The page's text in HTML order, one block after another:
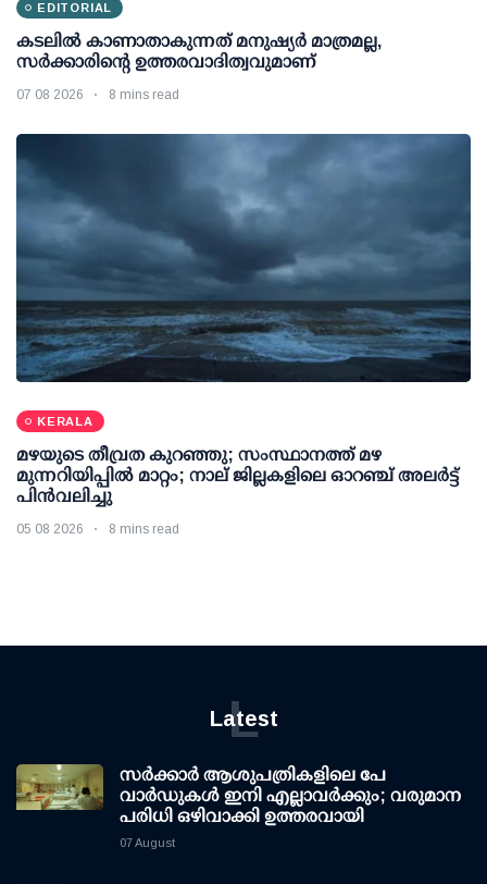
EDITORIAL
കടലിൽ കാണാതാകുന്നത് മനുഷ്യർ മാത്രമല്ല,
സർക്കാരിന്റെ ഉത്തരവാദിത്വവുമാണ്
07 08 2026 8 mins read
KERALA
മഴയുടെ തീവ്രത കുറഞ്ഞു; സംസ്ഥാനത്ത് മഴ
മുന്നറിയിപ്പിൽ മാറ്റം; നാല് ജില്ലകളിലെ ഓറഞ്ച് അലർട്ട്
പിൻവലിച്ചു
05 08 2026 8 mins read
Latest
L
സര്‍ക്കാര്‍ ആശുപത്രികളിലെ പേ
വാര്‍ഡുകള്‍ ഇനി എല്ലാവര്‍ക്കും; വരുമാന
പരിധി ഒഴിവാക്കി ഉത്തരവായി
07 August